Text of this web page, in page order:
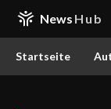
News Hub
Startseite